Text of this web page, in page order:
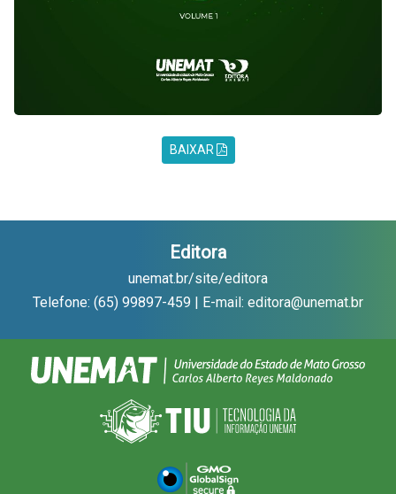
BAIXAR
Editora
unemat.br/site/editora
Telefone: (65) 99897-459 | E-mail: editora@unemat.br